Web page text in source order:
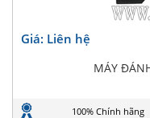
Giá: Liên hệ
MÁY
100% Chính hãng